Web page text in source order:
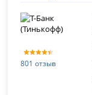
801 отзыв